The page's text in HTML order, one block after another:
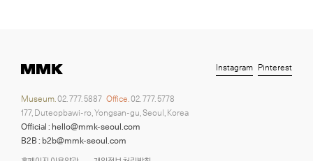
Museum.02. 777. 5887 Office.02. 777. 5778
177, Duteopbawi-ro, Yongsan-gu, Seoul, Korea
Official : hello@mmk-seoul.com
B2B : b2b@mmk-seoul.com
Instagram Pinterest